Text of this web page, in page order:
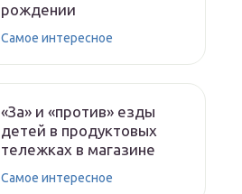
рождении
Самое интересное
«За» и «против» езды
детей в продуктовых
тележках в магазине
Самое интересное